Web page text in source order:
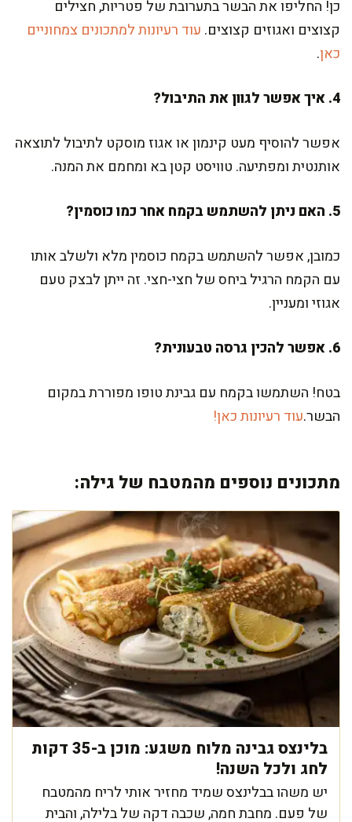
כן! החליפו את הבשר בתערובת של פטריות, חצילים
קצוצים ואגוזים קצוצים. עוד רעיונות למתכונים צמחוניים
כאן.
4. איך אפשר לגוון את התיבול?
אפשר להוסיף מעט קינמון או אגוז מוסקט לתיבול לתוצאה
אותנטית ומפתיעה. טוויסט קטן בא ומחמם את המנה.
5. האם ניתן להשתמש בקמח אחר כמו כוסמין?
כמובן, אפשר להשתמש בקמח כוסמין מלא ולשלב אותו
עם הקמח הרגיל ביחס של חצי-חצי. זה ייתן לבצק טעם
אגוזי ומעניין.
6. אפשר להכין גרסה טבעונית?
בטח! השתמשו בקמח עם גבינת טופו מפוררת במקום
הבשר.עוד רעיונות כאן!
מתכונים נוספים מהמטבח של גילה:
בלינצס גבינה מלוח משגע: מוכן ב-35 דקות
לחג ולכל השנה!
יש משהו בבלינצס שמיד מחזיר אותי לריח מהמטבח
של פעם. מחבת חמה, שכבה דקה של בלילה, והבית